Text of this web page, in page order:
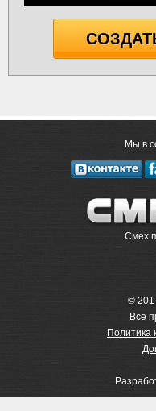
Мы в
Смех
©
Все
Политика